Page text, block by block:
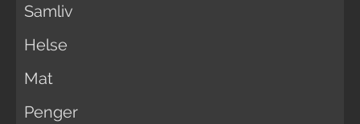
Samliv
Helse
Mat
Penger